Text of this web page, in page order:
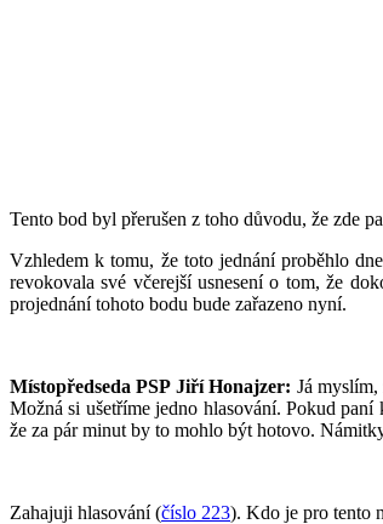
Tento bod byl přerušen z toho důvodu, že zde
Vzhledem k tomu, že toto jednání proběhlo
revokovala své včerejší usnesení o tom, že
projednání tohoto bodu bude zařazeno nyní.
Místopředseda PSP Jiří Honajzer: Já
Možná si ušetříme jedno hlasování. Pokud
že za pár minut by to mohlo být hotovo.
Zahajuji hlasování (číslo 223). Kdo je pro tento